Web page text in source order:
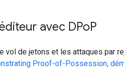
avec DPoP
vol de jetons et les attaques par
Proof-of-Possession,